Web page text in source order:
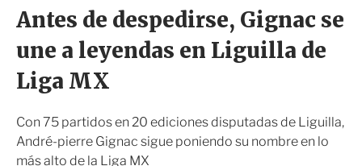
a
ó
n
s
i
r
Antes de despedirse, Gignac se
une a leyendas en Liguilla de
Liga MX
Con 75 partidos en 20 ediciones disputadas de Liguilla,
André-pierre Gignac sigue poniendo su nombre en lo
más alto de la Liga MX